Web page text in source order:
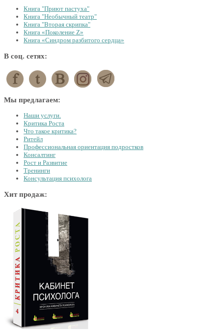
Книга "Приют пастуха"
Книга "Необычный театр"
Книга "Вторая скрипка"
Книга «Поколение Z»
Книга «Синдром разбитого сердца»
В соц. сетях:
Мы предлагаем:
Наши услуги.
Критика Роста
Что такое критика?
Ритейл
Профессиональная ориентация подростков
Консалтинг
Рост и Развитие
Тренинги
Консультация психолога
Хит продаж: